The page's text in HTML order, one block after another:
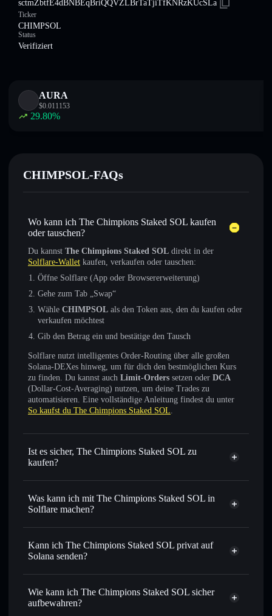
sctmZbtfE4dBNBEqBriQQVZLBrTaTjiTfKNRzKUcSLa
Ticker
CHIMPSOL
Status
Verifiziert
AURA
$0.011153
29.80%
CHIMPSOL-FAQs
Wo kann ich The Chimpions Staked SOL kaufen
oder tauschen?
Du kannst The Chimpions Staked SOL direkt in der
Solflare-Wallet kaufen, verkaufen oder tauschen:
Öffne Solflare (App oder Browsererweiterung)
Gehe zum Tab „Swap“
Wähle CHIMPSOL als den Token aus, den du kaufen oder
verkaufen möchtest
Gib den Betrag ein und bestätige den Tausch
Solflare nutzt intelligentes Order-Routing über alle großen
Solana-DEXes hinweg, um für dich den bestmöglichen Kurs
zu finden. Du kannst auch Limit-Orders setzen oder DCA
(Dollar-Cost-Averaging) nutzen, um deine Trades zu
automatisieren. Eine vollständige Anleitung findest du unter
So kaufst du The Chimpions Staked SOL.
Ist es sicher, The Chimpions Staked SOL zu
kaufen?
The Chimpions Staked SOL verifizierter Token
Was kann ich mit The Chimpions Staked SOL in
Solflare machen?
The Chimpions Staked SOL Solflare-Wallet
Sofort tauschen
– handle CHIMPSOL gegen SOL, USDC
Order Routing zum bestmöglichen Kurs
Limit-Orders setzen– automatisiere Trades zu deinem
Zielkurs für CHIMPSOL
Kann ich The Chimpions Staked SOL privat auf
Solana senden?
Solflare-Wallet
Privacy
Staked SOL
Wie kann ich The Chimpions Staked SOL sicher
aufbewahren?